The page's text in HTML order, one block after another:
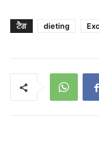
ਟੈਗ dieting